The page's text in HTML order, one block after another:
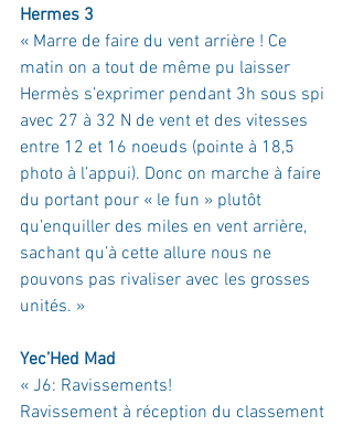
Hermes 3
« Marre de faire du vent arrière ! Ce
matin on a tout de même pu laisser
Hermès s’exprimer pendant 3h sous spi
avec 27 à 32 N de vent et des vitesses
entre 12 et 16 noeuds (pointe à 18,5
photo à l’appui). Donc on marche à faire
du portant pour « le fun » plutôt
qu’enquiller des miles en vent arrière,
sachant qu’à cette allure nous ne
pouvons pas rivaliser avec les grosses
unités. »
Yec’Hed Mad
« J6: Ravissements!
Ravissement à réception du classement